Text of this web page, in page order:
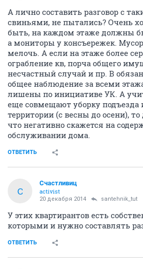
А лично составить разговор с
свиньями, не пытались? Очень
быть, на каждом этаже должны
а мониторы у консъережек.
мелочь. А если на этаже более
ограбление кв, порча общего
несчастный случай и пр. В
общее наблюдение за всеми
лишены по инициативе УК. А
еще совмещают уборку подъезда
территории (с весны до осени),
что негативно скажется на
обслуживании дома.
ОТВЕТИТЬ
С
Счастливиц
activist
20 декабря 2014 santehnik_tut
У этих квартирантов есть
которыми и нужно составлять
ОТВЕТИТЬ